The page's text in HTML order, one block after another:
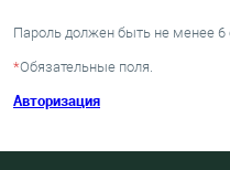
Пароль должен быть не менее 6
*Обязательные поля.
Авторизация